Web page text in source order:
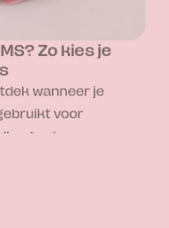
Zo kies je
wanneer je
gebruikt voor
drager.